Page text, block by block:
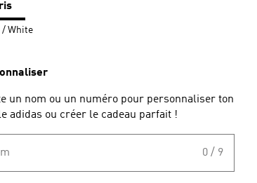
/ White
un nom ou un numéro pour personnaliser ton
adidas ou créer le cadeau parfait !
0 / 9